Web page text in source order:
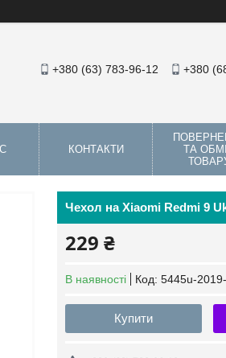
+380 (63) 783-96-12 +380
КОНТАКТИ
ТА
Чехол на Xiaomi Redmi 9
229 ₴
В наявності Код: 5445u-
Купити